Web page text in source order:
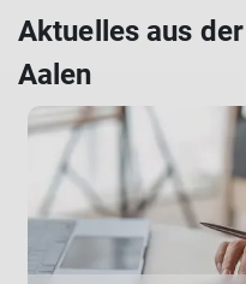
Aktuelles aus
Aalen